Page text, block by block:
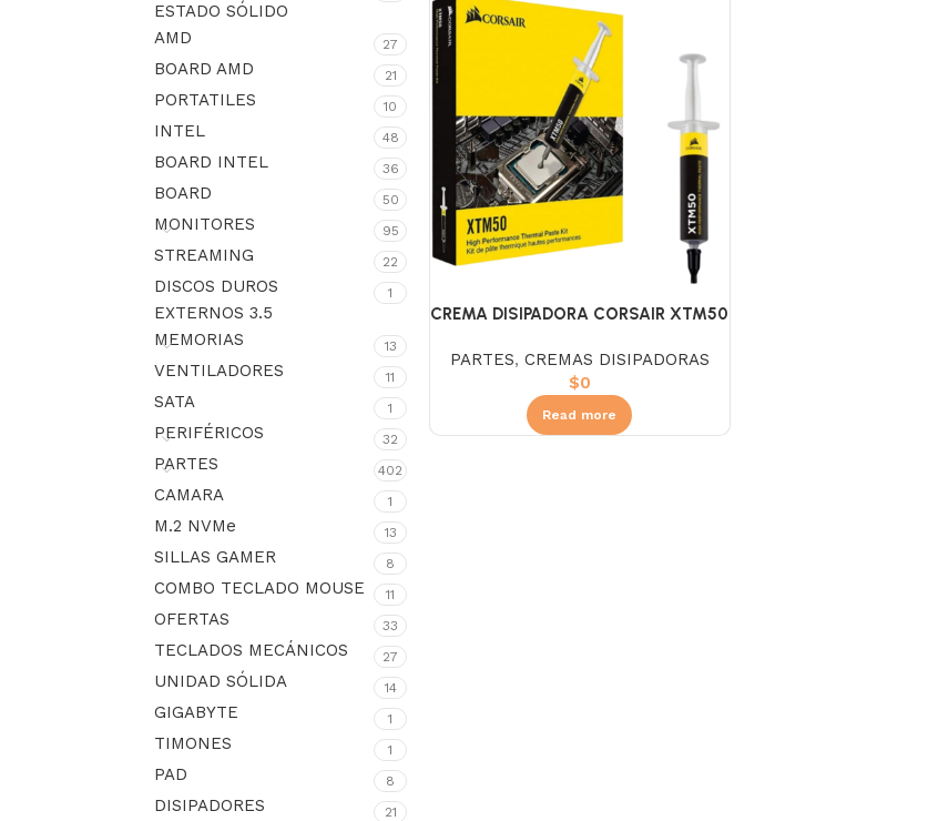
ESTADO SÓLIDO
AMD 27
BOARD AMD 21
PORTATILES 10
INTEL 48
BOARD INTEL 36
BOARD 50
MONITORES 95
STREAMING 22
DISCOS DUROS
EXTERNOS 3.5
1
MEMORIAS 13
VENTILADORES 11
SATA 1
PERIFÉRICOS 32
PARTES 402
CAMARA 1
M.2 NVMe 13
SILLAS GAMER 8
COMBO TECLADO MOUSE 11
OFERTAS 33
TECLADOS MECÁNICOS 27
UNIDAD SÓLIDA 14
GIGABYTE 1
TIMONES 1
PAD 8
DISIPADORES 21
CREMA DISIPADORA CORSAIR XTM50
PARTES, CREMAS DISIPADORAS
$0
Read more